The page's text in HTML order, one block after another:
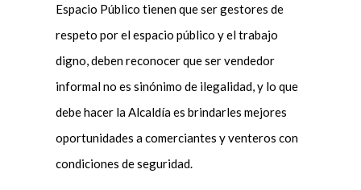
Espacio Público tienen que ser gestores de
respeto por el espacio público y el trabajo
digno, deben reconocer que ser vendedor
informal no es sinónimo de ilegalidad, y lo que
debe hacer la Alcaldía es brindarles mejores
oportunidades a comerciantes y venteros con
condiciones de seguridad.